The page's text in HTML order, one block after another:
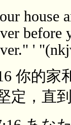
house
before
'
你的家
定，直